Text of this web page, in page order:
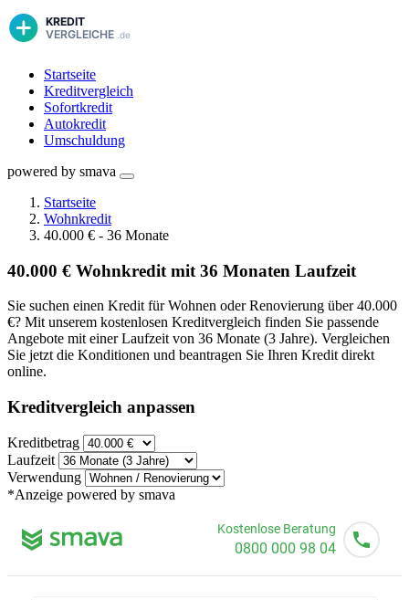
Startseite
Kreditvergleich
Sofortkredit
Autokredit
Umschuldung
powered by smava
Startseite
Wohnkredit
40.000 € - 36 Monate
40.000 € Wohnkredit mit 36 Monaten Laufzeit
Sie suchen einen Kredit für Wohnen oder Renovierung über 40.000
€? Mit unserem kostenlosen Kreditvergleich finden Sie passende
Angebote mit einer Laufzeit von 36 Monate (3 Jahre). Vergleichen
Sie jetzt die Konditionen und beantragen Sie Ihren Kredit direkt
online.
Kreditvergleich anpassen
Kreditbetrag
Laufzeit
Verwendung
*Anzeige powered by smava